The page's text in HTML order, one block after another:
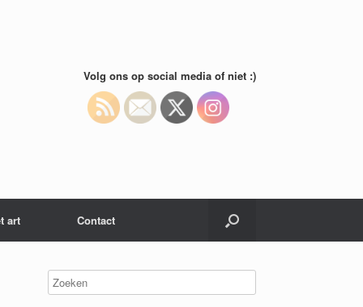
Volg ons op social media of niet :)
art Contact